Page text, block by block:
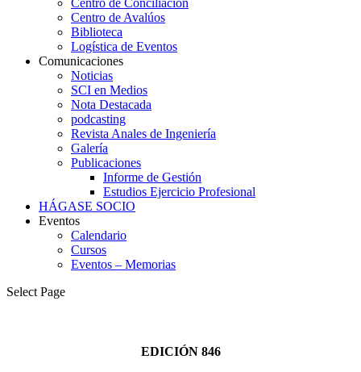
Centro de Conciliación
Centro de Avalúos
Biblioteca
Logística de Eventos
Comunicaciones
Noticias
SCI en Medios
Nota Destacada
podcasting
Revista Anales de Ingeniería
Galería
Publicaciones
Informe de Gestión
Estudios Ejercicio Profesional
HÁGASE SOCIO
Eventos
Calendario
Cursos
Eventos – Memorias
Select Page
EDICIÓN 846